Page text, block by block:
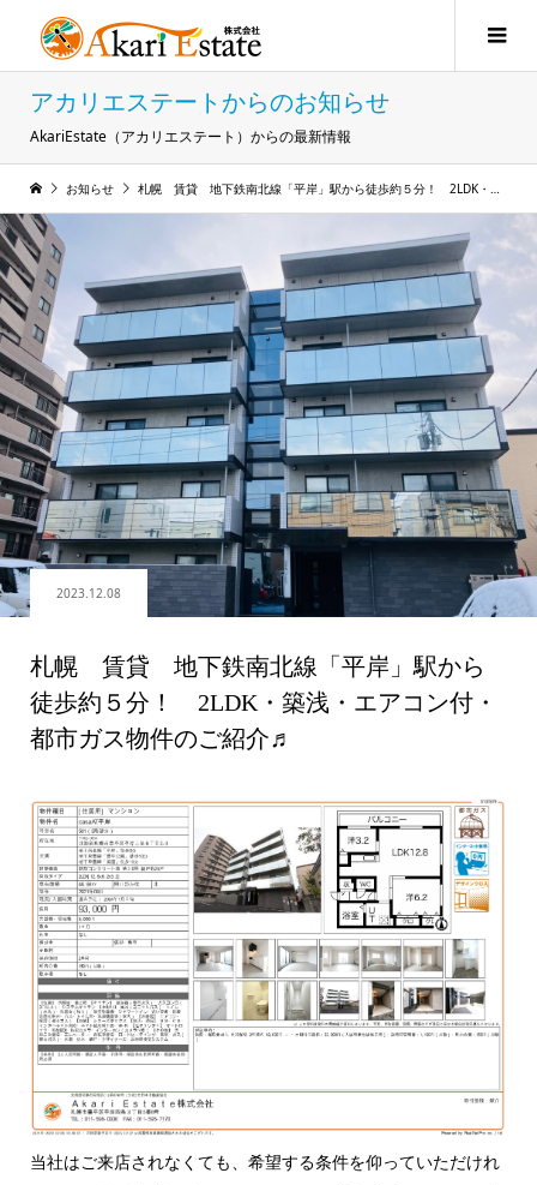
アカリエステートからのお知らせ
AkariEstate（アカリエステート）からの最新情報
お知らせ 札幌 賃貸 地下鉄南北線「平岸」駅から徒歩約５分！ 2LDK・築浅・エアコン付・都市ガス物件のご紹介♬
2023.12.08
札幌 賃貸 地下鉄南北線「平岸」駅から
徒歩約５分！ 2LDK・築浅・エアコン付・
都市ガス物件のご紹介♬
当社はご来店されなくても、希望する条件を仰っていただけれ